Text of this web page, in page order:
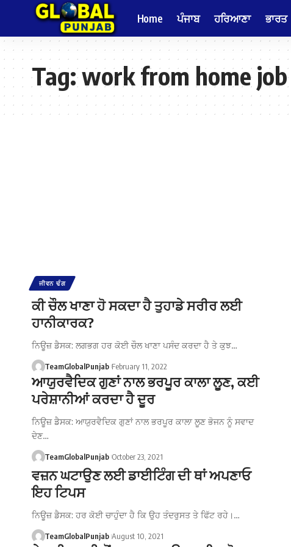
Home ਪੰਜਾਬ ਹਰਿਆਣਾ ਭਾਰਤ
Tag:work from home job
ਜੀਵਨ ਢੰਗ
ਕੀ ਚੌਲ ਖਾਣਾ ਹੋ ਸਕਦਾ ਹੈ ਤੁਹਾਡੇ ਸਰੀਰ ਲਈ
ਹਾਨੀਕਾਰਕ?
ਨਿਊਜ਼ ਡੈਸਕ: ਲਗਭਗ ਹਰ ਕੋਈ ਚੌਲ ਖਾਣਾ ਪਸੰਦ ਕਰਦਾ ਹੈ ਤੇ ਕੁਝ…
TeamGlobalPunjab February 11, 2022
ਆਯੁਰਵੈਦਿਕ ਗੁਣਾਂ ਨਾਲ ਭਰਪੂਰ ਕਾਲਾ ਲੂਣ, ਕਈ
ਪਰੇਸ਼ਾਨੀਆਂ ਕਰਦਾ ਹੈ ਦੂਰ
ਨਿਊਜ਼ ਡੈਸਕ: ਆਯੁਰਵੈਦਿਕ ਗੁਣਾਂ ਨਾਲ ਭਰਪੂਰ ਕਾਲਾ ਲੂਣ ਭੋਜਨ ਨੂੰ ਸਵਾਦ
ਦੇਣ…
TeamGlobalPunjab October 23, 2021
ਵਜ਼ਨ ਘਟਾਉਣ ਲਈ ਡਾਈਟਿੰਗ ਦੀ ਥਾਂ ਅਪਣਾਓ
ਇਹ ਟਿਪਸ
ਨਿਊਜ਼ ਡੈਸਕ: ਹਰ ਕੋਈ ਚਾਹੁੰਦਾ ਹੈ ਕਿ ਉਹ ਤੰਦਰੁਸਤ ਤੇ ਫਿੱਟ ਰਹੇ।…
TeamGlobalPunjab August 10, 2021